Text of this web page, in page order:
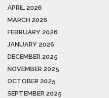
APRIL 2026
MARCH 2026
FEBRUARY 2026
JANUARY 2026
DECEMBER 2025
NOVEMBER 2025
OCTOBER 2025
SEPTEMBER 2025